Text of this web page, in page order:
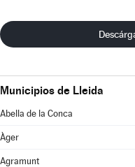
Municipios de Lleida
Abella de la Conca
Àger
Agramunt